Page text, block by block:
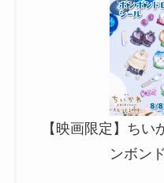
【映画限定】ち
ンボン